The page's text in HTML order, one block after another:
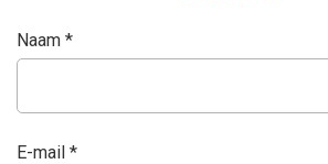
Naam *
E-mail *